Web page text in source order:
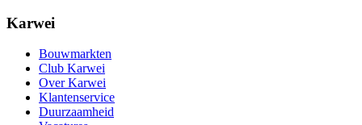
Karwei
Bouwmarkten
Club Karwei
Over Karwei
Klantenservice
Duurzaamheid